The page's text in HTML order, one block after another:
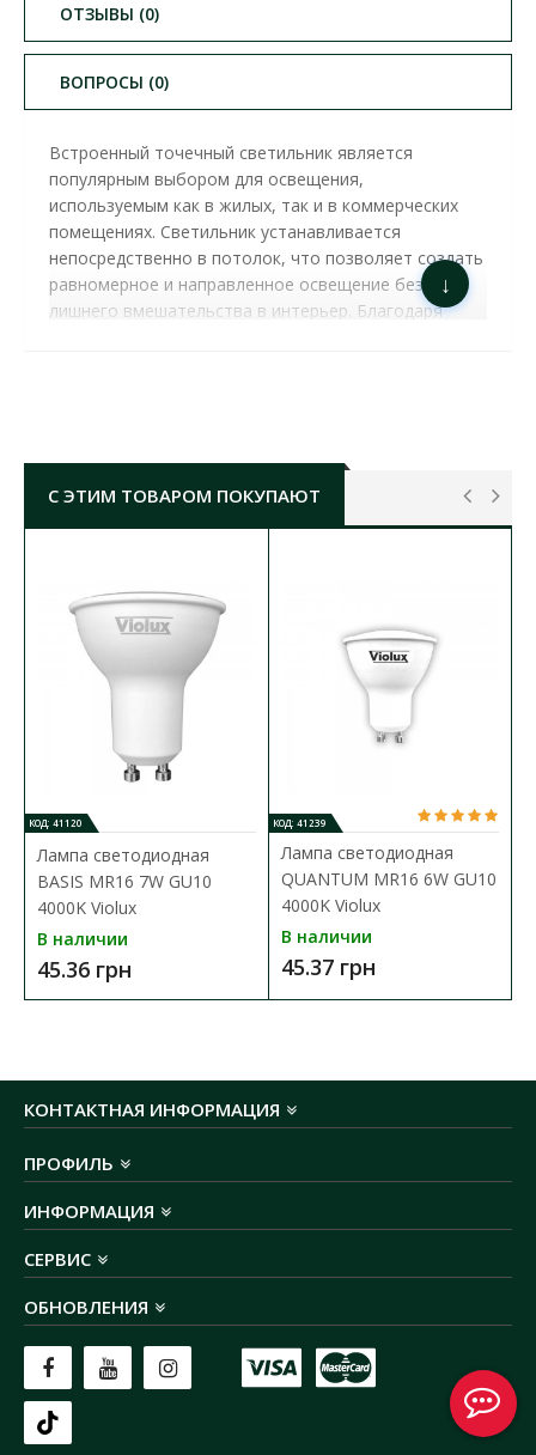
ОТЗЫВЫ (0)
ВОПРОСЫ (0)
Встроенный точечный светильник является
популярным выбором для освещения,
используемым как в жилых, так и в коммерческих
помещениях. Светильник устанавливается
непосредственно в потолок, что позволяет создать
равномерное и направленное освещение без
лишнего вмешательства в интерьер. Благодаря
максимальной мощностью 35Вт. Встроенные
точечные светильники идеально подходят для
также для акцентного освещения витрин и
экспозиций. Они могут использоваться как
основным источником света, так и для создания
акцентов в дизайне интерьера.
AMSTERDAM-R​ GU10 IP20 БЕЛО-ЧОРНЫЙ (
)ХАРАКТЕРИСТИКИ:
+45
рабочий диапазон напряжения:220 V
частота:50 Гц
тип цоколя:
количество патронов:1
материал корпуса:
алюминий
гарантия:2 года
штрих-код:4821191302010
↓
С ЭТИМ ТОВАРОМ ПОКУПАЮТ
КОД: 41120
Лампа светодиодная
BASIS MR16 7W GU10
4000K Violux
В наличии
45.36 грн
КОД: 41239
Лампа светодиодная
QUANTUM MR16 6W GU10
4000K Violux
В наличии
45.37 грн
КОНТАКТНАЯ ИНФОРМАЦИЯ
ПРОФИЛЬ
ИНФОРМАЦИЯ
СЕРВИС
ОБНОВЛЕНИЯ